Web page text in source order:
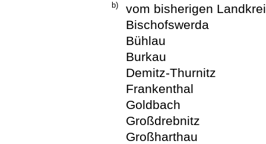
b)
vom bisherigen
Bischofswerda
Bühlau
Burkau
Demitz-Thurnitz
Frankenthal
Goldbach
Großdrebnitz
Großharthau